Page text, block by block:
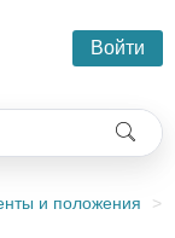
Войти
и положения